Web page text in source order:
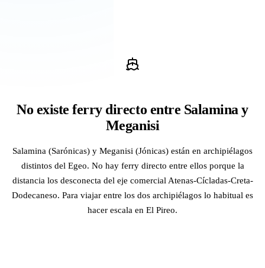
No existe ferry directo entre Salamina y
Meganisi
Salamina (Sarónicas) y Meganisi (Jónicas) están en archipiélagos
distintos del Egeo. No hay ferry directo entre ellos porque la
distancia los desconecta del eje comercial Atenas-Cícladas-Creta-
Dodecaneso. Para viajar entre los dos archipiélagos lo habitual es
hacer escala en El Pireo.